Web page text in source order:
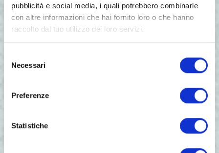
pubblicità e social media, i quali potrebbero combinarle
con altre informazioni che hai fornito loro o che hanno
raccolto dal tuo utilizzo dei loro servizi.
delNecessari
Preferenze
Statistiche
Lo Chef Matteo Sivero con l’amministratore
unico di Ente Fiera Isola della Scala Roberto
Mauro Longo dell’associazione italiana